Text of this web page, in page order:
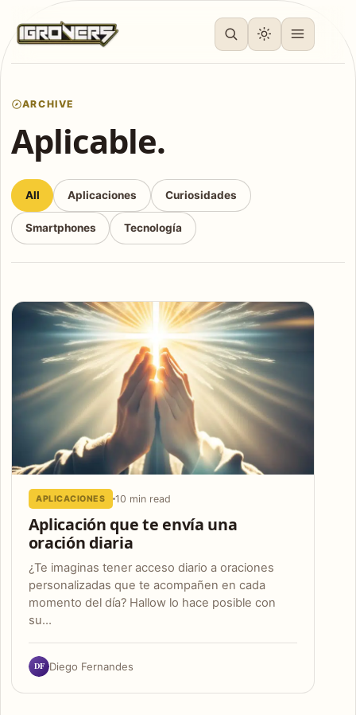
ARCHIVE
Aplicable.
All Aplicaciones Curiosidades
Smartphones Tecnología
Articles
APLICACIONES 10 min read
Aplicación que te envía una
oración diaria
¿Te imaginas tener acceso diario a oraciones
personalizadas que te acompañen en cada
momento del día? Hallow lo hace posible con
su…
DF Diego Fernandes